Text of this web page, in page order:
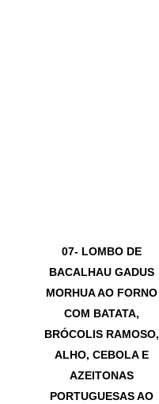
07- LOMBO DE
BACALHAU GADUS
MORHUA AO FORNO
COM BATATA,
BRÓCOLIS RAMOSO,
ALHO, CEBOLA E
AZEITONAS
PORTUGUESAS AO